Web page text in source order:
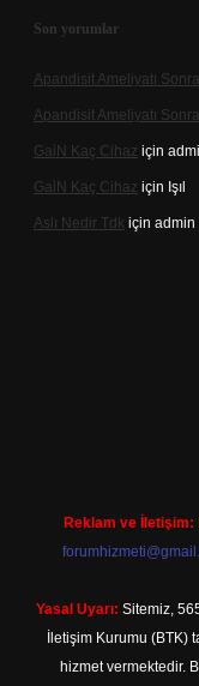
Son yorumlar
Apandisit Ameliyatı
Apandisit Ameliyatı
Gai̇N Kaç Cihaz için
Gai̇N Kaç Cihaz için Işıl
Aslı Nedir Tdk için admin
Reklam ve İletişim:
Yasal Uyarı: Sitemiz,
İletişim Kurumu (BTK)
hizmet vermektedir.